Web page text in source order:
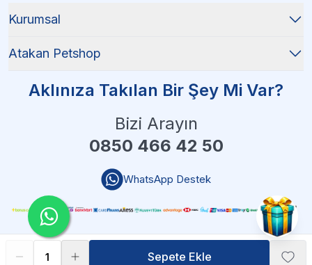
Sepete Ekle
Sepete Ekle
Kurumsal
Atakan Petshop
Aklınıza Takılan Bir Şey Mi Var?
Bizi Arayın
0850 466 42 50
WhatsApp Destek
Atakan Petshop - 2025 Tüm Hakları Saklıdır | Reliefers Digital